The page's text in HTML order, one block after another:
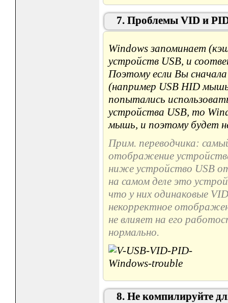
7. Проблемы VID и
Windows запоминает
устройств USB, и
Поэтому если Вы
(например USB HID
попытались
устройства USB, то
мышь, и поэтому будет
Прим. переводчика:
отображение
ниже устройство USB
на самом деле это
что у них одинаковые
некорректное
не влияет на его
нормально.
8. Не компилируйте